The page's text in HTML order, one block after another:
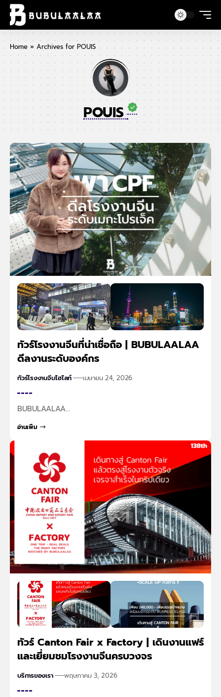
Home » Archives for POUIS
POUIS
ทัวร์โรงงานจีนที่น่าเชื่อถือ | BUBULAALAA
ดีลงานระดับองค์กร
ทัวร์โรงงานจีนไฮไลท์ เมษายน 24, 2026
BUBULAALAA…
อ่านเพิ่ม
ทัวร์ Canton Fair x Factory | เดินงานแฟร์
และเยี่ยมชมโรงงานจีนครบวงจร
บริการของเรา พฤษภาคม 3, 2026